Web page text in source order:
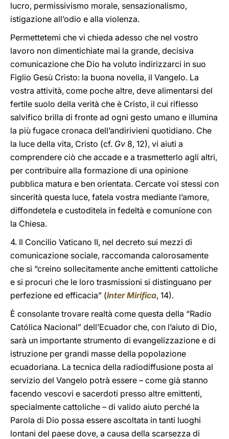
lucro, permissivismo morale, sensazionalismo,
istigazione all’odio e alla violenza.
Permettetemi che vi chieda adesso che nel vostro
lavoro non dimentichiate mai la grande, decisiva
comunicazione che Dio ha voluto indirizzarci in suo
Figlio Gesù Cristo: la buona novella, il Vangelo. La
vostra attività, come poche altre, deve alimentarsi del
fertile suolo della verità che è Cristo, il cui riflesso
salvifico brilla di fronte ad ogni gesto umano e illumina
la più fugace cronaca dell’andirivieni quotidiano. Che
la luce della vita, Cristo (cf. Gv 8, 12), vi aiuti a
comprendere ciò che accade e a trasmetterlo agli altri,
per contribuire alla formazione di una opinione
pubblica matura e ben orientata. Cercate voi stessi con
sincerità questa luce, fatela vostra mediante l’amore,
diffondetela e custoditela in fedeltà e comunione con
la Chiesa.
4. Il Concilio Vaticano II, nel decreto sui mezzi di
comunicazione sociale, raccomanda calorosamente
che si “creino sollecitamente anche emittenti cattoliche
e si procuri che le loro trasmissioni si distinguano per
perfezione ed efficacia” (Inter Mirifica, 14).
È consolante trovare realtà come questa della “Radio
Católica Nacional” dell’Ecuador che, con l’aiuto di Dio,
sarà un importante strumento di evangelizzazione e di
istruzione per grandi masse della popolazione
ecuadoriana. La tecnica della radiodiffusione posta al
servizio del Vangelo potrà essere – come già stanno
facendo vescovi e sacerdoti presso altre emittenti,
specialmente cattoliche – di valido aiuto perché la
Parola di Dio possa essere ascoltata in tanti luoghi
lontani del paese dove, a causa della scarsezza di